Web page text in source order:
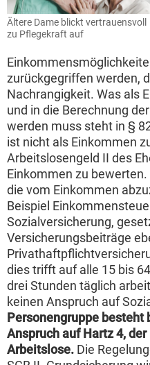
Ältere Dame blickt vertrauensvoll
zu Pflegekraft auf
zurückgegriffen werden,
Nachrangigkeit. Was als
und in die Berechnung
werden muss steht in §
ist nicht als Einkommen
Arbeitslosengeld II des
Einkommen zu
die vom Einkommen
Beispiel
Sozialversicherung,
Versicherungsbeiträge
dies trifft auf alle 15 bis
drei Stunden täglich
keinen Anspruch auf
Personengruppe
Anspruch auf Hartz 4,
Arbeitslose. Die